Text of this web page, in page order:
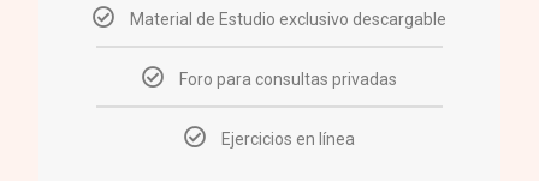
Material de Estudio exclusivo descargable
Foro para consultas privadas
Ejercicios en línea